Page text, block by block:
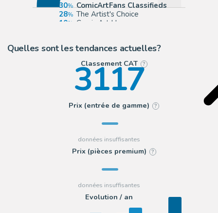
30
ComicArtFans Classifieds
28
The Artist's Choice
10
Comic Art House
Quelles sont les tendances actuelles?
Classement CAT ?
3117
Prix (entrée de gamme) ?
Prix (pièces premium) ?
Evolution / an